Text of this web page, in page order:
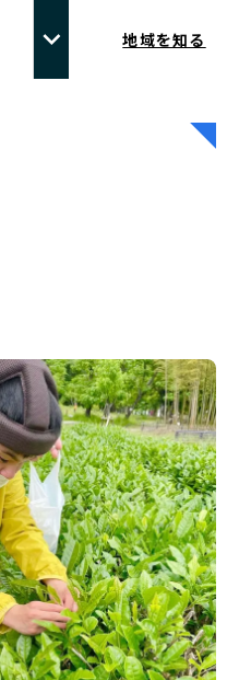
地域を知る